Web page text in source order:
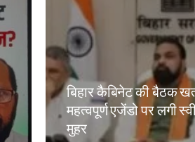
बिहार कैबिनेट की बैठक
महत्वपूर्ण एजेंडो पर लगी
मुहर